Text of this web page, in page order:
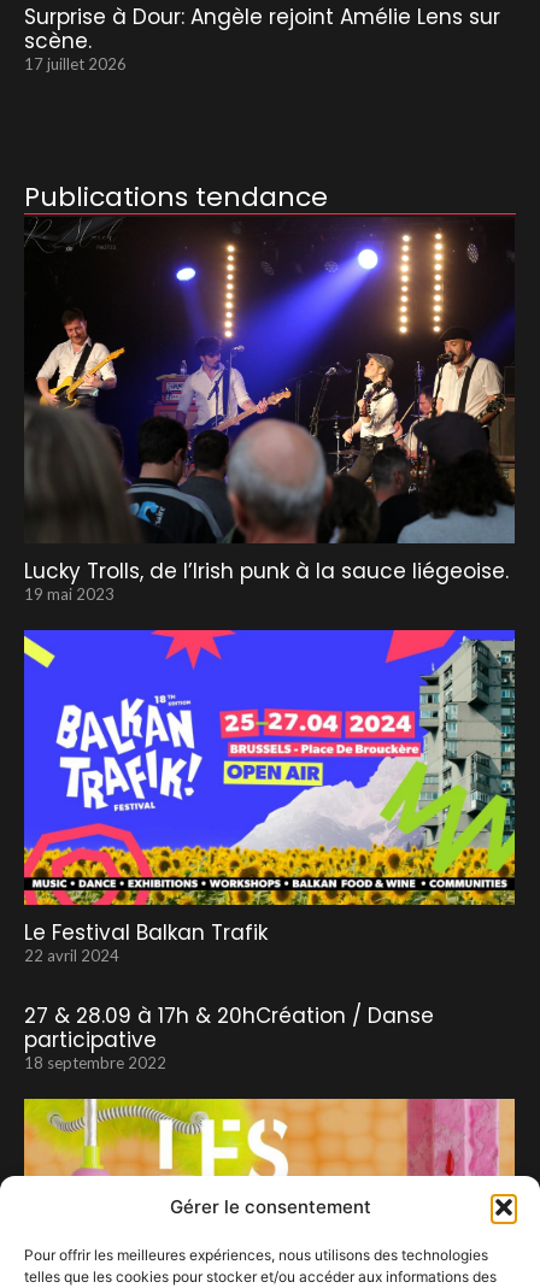
Gérer le consentement
Pour offrir les meilleures expériences, nous utilisons des technologies
telles que les cookies pour stocker et/ou accéder aux informations des
Surprise à Dour: Angèle rejoint Amélie Lens sur
scène.
17 juillet 2026
Publications tendance
Lucky Trolls, de l’Irish punk à la sauce liégeoise.
19 mai 2023
Le Festival Balkan Trafik
22 avril 2024
27 & 28.09 à 17h & 20hCréation / Danse
participative
18 septembre 2022